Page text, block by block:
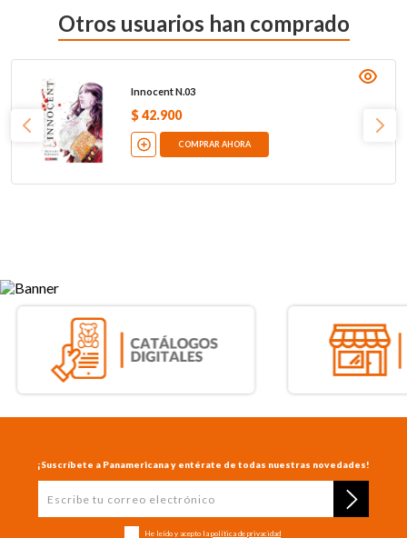
Otros usuarios han comprado
Innocent N.03
$ 42.900
COMPRAR AHORA
¡Suscríbete a Panamericana y entérate de todas nuestras novedades!
He leído y acepto la política de privacidad